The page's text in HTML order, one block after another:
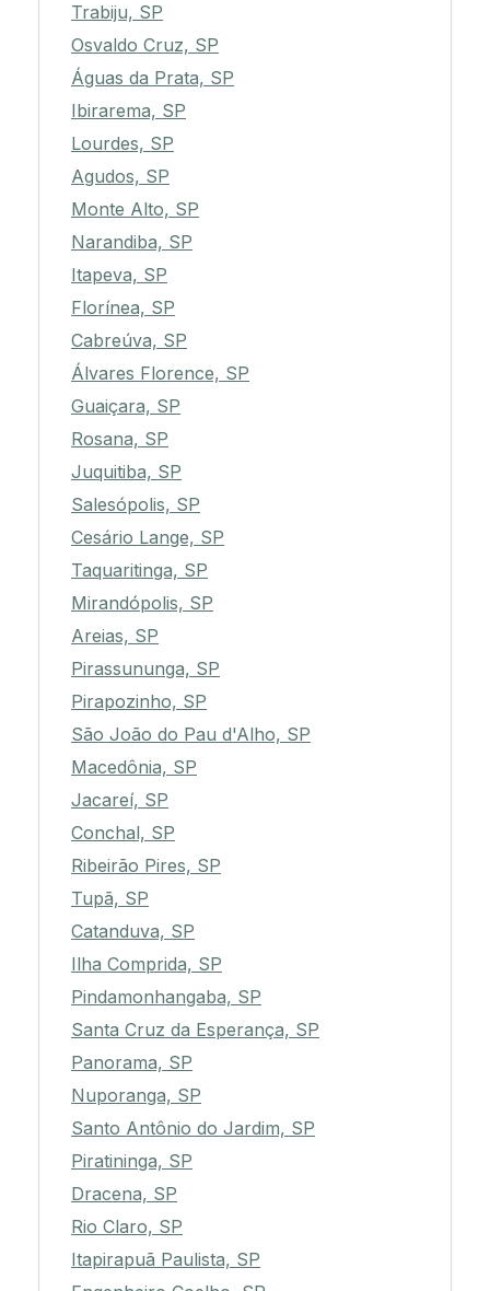
Trabiju, SP
Osvaldo Cruz, SP
Águas da Prata, SP
Ibirarema, SP
Lourdes, SP
Agudos, SP
Monte Alto, SP
Narandiba, SP
Itapeva, SP
Florínea, SP
Cabreúva, SP
Álvares Florence, SP
Guaiçara, SP
Rosana, SP
Juquitiba, SP
Salesópolis, SP
Cesário Lange, SP
Taquaritinga, SP
Mirandópolis, SP
Areias, SP
Pirassununga, SP
Pirapozinho, SP
São João do Pau d'Alho, SP
Macedônia, SP
Jacareí, SP
Conchal, SP
Ribeirão Pires, SP
Tupã, SP
Catanduva, SP
Ilha Comprida, SP
Pindamonhangaba, SP
Santa Cruz da Esperança, SP
Panorama, SP
Nuporanga, SP
Santo Antônio do Jardim, SP
Piratininga, SP
Dracena, SP
Rio Claro, SP
Itapirapuã Paulista, SP